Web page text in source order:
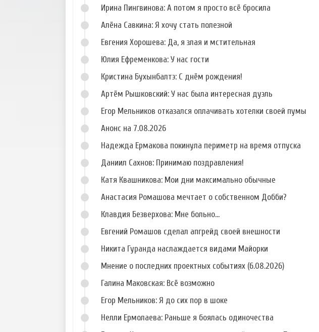
Фото Сергея
Худякова
Фото Алены
Павловой
Фото Сергея
Ирина Пингвинова: А потом я просто всё бросила
Алёна Савкина: Я хочу стать полезной
Евгения Хорошева: Да, я злая и мстительная
Юлия Ефременкова: У нас гости
Кристина Бухынбалтэ: С днём рождения!
Артём Рышковский: У нас была интересная дуэль
Егор Мельников отказался оплачивать хотелки своей пумы
Анонс на 7.08.2026
Надежда Ермакова покинула периметр на время отпуска
Даниил Сахнов: Принимаю поздравления!
Катя Квашникова: Мои дни максимально обычные
Анастасия Ромашова мечтает о собственном Добби?
Клавдия Безверхова: Мне больно...
Евгений Ромашов сделал апгрейд своей внешности
Никита Гуранда наслаждается видами Майорки
Мнение о последних проектных событиях (6.08.2026)
Галина Маковская: Всё возможно
Егор Мельников: Я до сих пор в шоке
Нелли Ермолаева: Раньше я боялась одиночества